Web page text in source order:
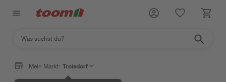
Mein Markt: Troisdorf